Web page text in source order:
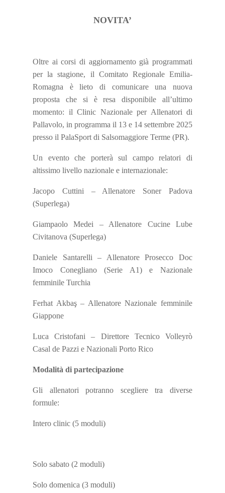
NOVITA’
Oltre ai corsi di aggiornamento già programmati
per la stagione, il Comitato Regionale Emilia-
Romagna è lieto di comunicare una nuova
proposta che si è resa disponibile all’ultimo
momento: il Clinic Nazionale per Allenatori di
Pallavolo, in programma il 13 e 14 settembre 2025
presso il PalaSport di Salsomaggiore Terme (PR).
Un evento che porterà sul campo relatori di
altissimo livello nazionale e internazionale:
Jacopo Cuttini – Allenatore Soner Padova
(Superlega)
Giampaolo Medei – Allenatore Cucine Lube
Civitanova (Superlega)
Daniele Santarelli – Allenatore Prosecco Doc
Imoco Conegliano (Serie A1) e Nazionale
femminile Turchia
Ferhat Akbaş – Allenatore Nazionale femminile
Giappone
Luca Cristofani – Direttore Tecnico Volleyrò
Casal de Pazzi e Nazionali Porto Rico
Modalità di partecipazione
Gli allenatori potranno scegliere tra diverse
formule:
Intero clinic (5 moduli)
Solo sabato (2 moduli)
Solo domenica (3 moduli)